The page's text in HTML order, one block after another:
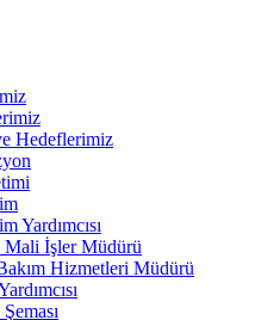
Hedeflerimiz
Yardımcısı
Mali İşler Müdürü
Hizmetleri Müdürü